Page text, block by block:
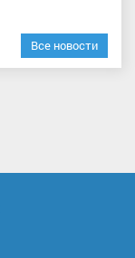
Все новости